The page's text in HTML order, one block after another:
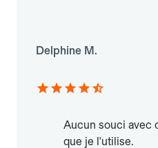
Delphine M.
Aucun souci avec
que je l'utilise.